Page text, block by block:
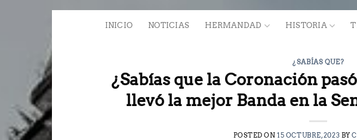
INICIO NOTICIAS HERMANDAD HISTORIA
¿SABÍAS QUE?
¿Sabías que la Coronación
llevó la mejor Banda en la
POSTED ON15 OCTUBRE, 2023 BY